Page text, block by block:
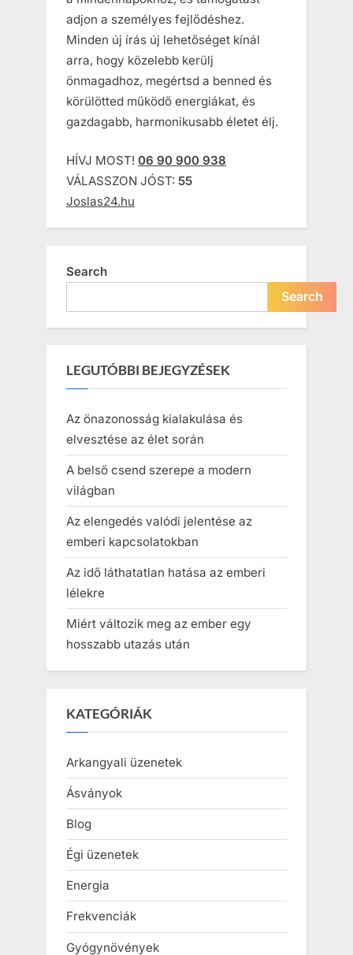
adjon a személyes fejlődéshez.
Minden új írás új lehetőséget kínál
arra, hogy közelebb kerülj
önmagadhoz, megértsd a benned és
körülötted működő energiákat, és
gazdagabb, harmonikusabb életet élj.
HÍVJ MOST! 06 90 900 938
VÁLASSZON JÓST: 55
Joslas24.hu
Search
Search
LEGUTÓBBI BEJEGYZÉSEK
Az önazonosság kialakulása és
elvesztése az élet során
A belső csend szerepe a modern
világban
Az elengedés valódi jelentése az
emberi kapcsolatokban
Az idő láthatatlan hatása az emberi
lélekre
Miért változik meg az ember egy
hosszabb utazás után
KATEGÓRIÁK
Arkangyali üzenetek
Ásványok
Blog
Égi üzenetek
Energia
Frekvenciák
Gyógynövények